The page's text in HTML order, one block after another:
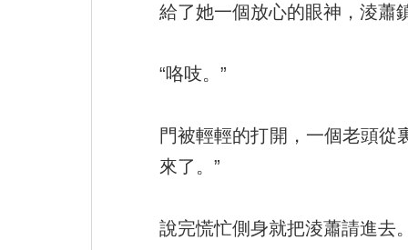
給了她一個放心的眼神，淩蕭
“咯吱。”
門被輕輕的打開，一個老頭從
來了。”
說完慌忙側身就把淩蕭請進去